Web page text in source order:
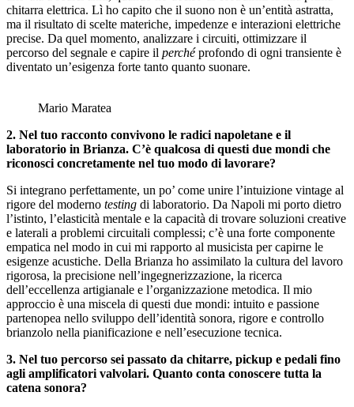
chitarra elettrica. Lì ho capito che il suono non è un’entità astratta,
ma il risultato di scelte materiche, impedenze e interazioni elettriche
precise. Da quel momento, analizzare i circuiti, ottimizzare il
percorso del segnale e capire il perchéprofondo di ogni transiente è
diventato un’esigenza forte tanto quanto suonare.
Mario Maratea
2. Nel tuo racconto convivono le radici napoletane e il
laboratorio in Brianza. C’è qualcosa di questi due mondi che
riconosci concretamente nel tuo modo di lavorare?
Si integrano perfettamente, un po’ come unire l’intuizione vintage al
rigore del moderno testing di laboratorio. Da Napoli mi porto dietro
l’istinto, l’elasticità mentale e la capacità di trovare soluzioni creative
e laterali a problemi circuitali complessi; c’è una forte componente
empatica nel modo in cui mi rapporto al musicista per capirne le
esigenze acustiche. Della Brianza ho assimilato la cultura del lavoro
rigorosa, la precisione nell’ingegnerizzazione, la ricerca
dell’eccellenza artigianale e l’organizzazione metodica. Il mio
approccio è una miscela di questi due mondi: intuito e passione
partenopea nello sviluppo dell’identità sonora, rigore e controllo
brianzolo nella pianificazione e nell’esecuzione tecnica.
3. Nel tuo percorso sei passato da chitarre, pickup e pedali fino
agli amplificatori valvolari. Quanto conta conoscere tutta la
catena sonora?